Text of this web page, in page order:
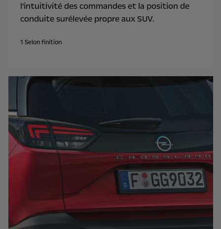
l'intuitivité des commandes et la position de
conduite surélevée propre aux SUV.
1 Selon finition